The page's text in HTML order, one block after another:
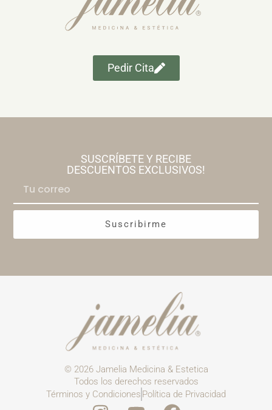
Pedir Cita
SUSCRÍBETE Y RECIBE
DESCUENTOS EXCLUSIVOS!
Suscribirme
© 2026 Jamelia Medicina & Estetica
Todos los derechos reservados
Términos y Condiciones Política de Privacidad